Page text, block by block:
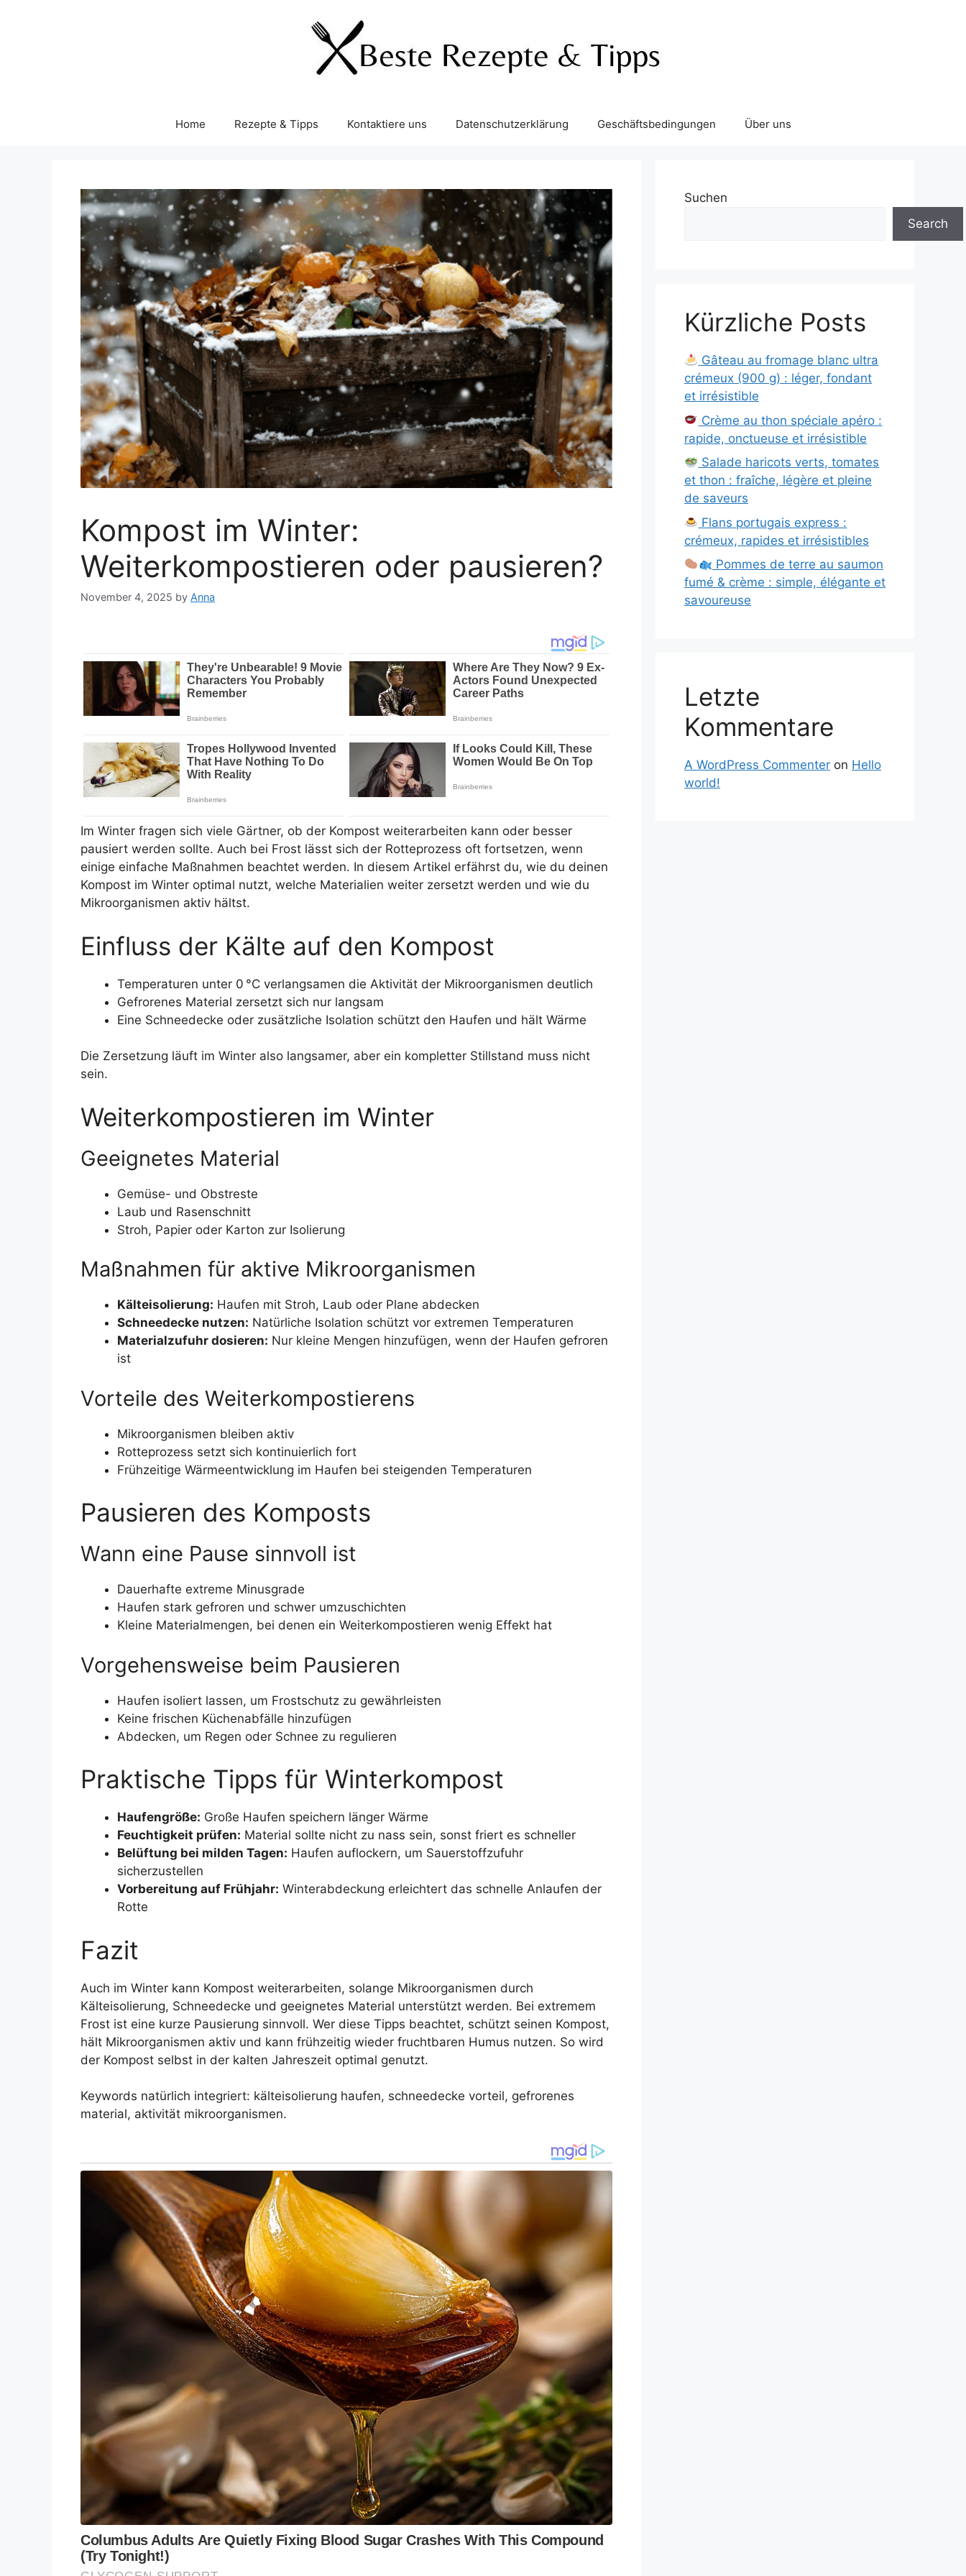
Home Rezepte & Tipps Kontaktiere uns Datenschutzerklärung Geschäftsbedingungen Über uns
Kompost im Winter:
Weiterkompostieren oder pausieren?
November 4, 2025 by Anna
Im Winter fragen sich viele Gärtner, ob der Kompost weiterarbeiten kann oder besser
pausiert werden sollte. Auch bei Frost lässt sich der Rotteprozess oft fortsetzen, wenn
einige einfache Maßnahmen beachtet werden. In diesem Artikel erfährst du, wie du deinen
Kompost im Winter optimal nutzt, welche Materialien weiter zersetzt werden und wie du
Mikroorganismen aktiv hältst.
Einfluss der Kälte auf den Kompost
Temperaturen unter 0 °C verlangsamen die Aktivität der Mikroorganismen deutlich
Gefrorenes Material zersetzt sich nur langsam
Eine Schneedecke oder zusätzliche Isolation schützt den Haufen und hält Wärme
Die Zersetzung läuft im Winter also langsamer, aber ein kompletter Stillstand muss nicht
sein.
Weiterkompostieren im Winter
Geeignetes Material
Gemüse- und Obstreste
Laub und Rasenschnitt
Stroh, Papier oder Karton zur Isolierung
Maßnahmen für aktive Mikroorganismen
Kälteisolierung: Haufen mit Stroh, Laub oder Plane abdecken
Schneedecke nutzen: Natürliche Isolation schützt vor extremen Temperaturen
Materialzufuhr dosieren: Nur kleine Mengen hinzufügen, wenn der Haufen gefroren
ist
Vorteile des Weiterkompostierens
Mikroorganismen bleiben aktiv
Rotteprozess setzt sich kontinuierlich fort
Frühzeitige Wärmeentwicklung im Haufen bei steigenden Temperaturen
Pausieren des Komposts
Wann eine Pause sinnvoll ist
Dauerhafte extreme Minusgrade
Haufen stark gefroren und schwer umzuschichten
Kleine Materialmengen, bei denen ein Weiterkompostieren wenig Effekt hat
Vorgehensweise beim Pausieren
Haufen isoliert lassen, um Frostschutz zu gewährleisten
Keine frischen Küchenabfälle hinzufügen
Abdecken, um Regen oder Schnee zu regulieren
Praktische Tipps für Winterkompost
Haufengröße: Große Haufen speichern länger Wärme
Feuchtigkeit prüfen: Material sollte nicht zu nass sein, sonst friert es schneller
Belüftung bei milden Tagen: Haufen auflockern, um Sauerstoffzufuhr
sicherzustellen
Vorbereitung auf Frühjahr: Winterabdeckung erleichtert das schnelle Anlaufen der
Rotte
Fazit
Auch im Winter kann Kompost weiterarbeiten, solange Mikroorganismen durch
Kälteisolierung, Schneedecke und geeignetes Material unterstützt werden. Bei extremem
Frost ist eine kurze Pausierung sinnvoll. Wer diese Tipps beachtet, schützt seinen Kompost,
hält Mikroorganismen aktiv und kann frühzeitig wieder fruchtbaren Humus nutzen. So wird
der Kompost selbst in der kalten Jahreszeit optimal genutzt.
Keywords natürlich integriert: kälteisolierung haufen, schneedecke vorteil, gefrorenes
material, aktivität mikroorganismen.
Suchen
Search
Kürzliche Posts
Gâteau au fromage blanc ultra
crémeux (900 g) : léger, fondant
et irrésistible
Crème au thon spéciale apéro :
rapide, onctueuse et irrésistible
Salade haricots verts, tomates
et thon : fraîche, légère et pleine
de saveurs
Flans portugais express :
crémeux, rapides et irrésistibles
Pommes de terre au saumon
fumé & crème : simple, élégante et
savoureuse
Letzte
Kommentare
A WordPress Commenter on Hello
world!